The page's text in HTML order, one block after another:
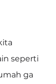
seperti
ga